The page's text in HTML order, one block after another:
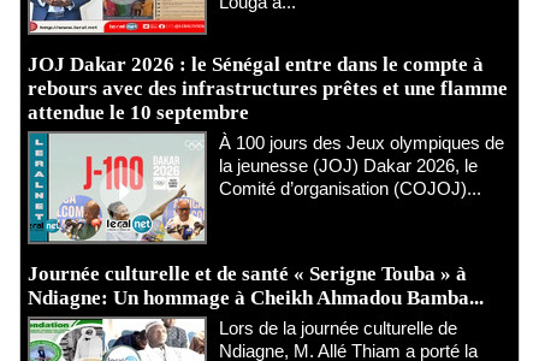
JOJ Dakar 2026 : le Sénégal entre dans le compte à
rebours avec des infrastructures prêtes et une flamme
attendue le 10 septembre
À 100 jours des Jeux olympiques de
la jeunesse (JOJ) Dakar 2026, le
Comité d’organisation (COJOJ)...
Journée culturelle et de santé « Serigne Touba » à
Ndiagne: Un hommage à Cheikh Ahmadou Bamba...
Lors de la journée culturelle de
Ndiagne, M. Allé Thiam a porté la